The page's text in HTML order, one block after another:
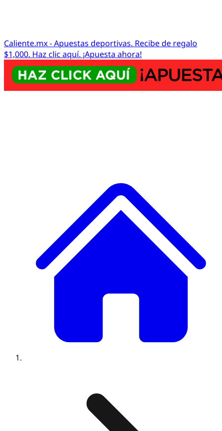
Caliente.mx - Apuestas deportivas. Recibe de regalo
$1,000. Haz clic aquí. ¡Apuesta ahora!